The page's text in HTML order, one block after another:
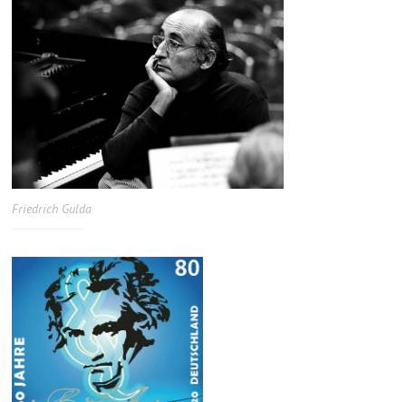
Friedrich Gulda